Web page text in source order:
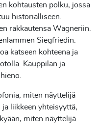
kohtausten polku, jossa
historialliseen.
rakkautensa Wagneriin.
Siegfriedin.
katseen kohteena ja
Kauppilan ja
miten näyttelijä
ja liikkeen yhteisyyttä,
miten näyttelijä